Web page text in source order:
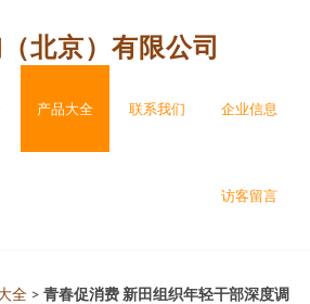
北京）有限公司
产品大全 联系我们 企业信息
访客留言
全 > 青春促消费 新田组织年轻干部深度调